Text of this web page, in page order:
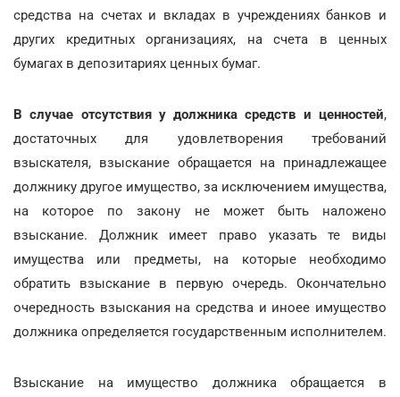
средства на счетах и вкладах в учреждениях банков и
других кредитных организациях, на счета в ценных
бумагах в депозитариях ценных бумаг.
В случае отсутствия у должника средств и ценностей,
достаточных для удовлетворения требований
взыскателя, взыскание обращается на принадлежащее
должнику другое имущество, за исключением имущества,
на которое по закону не может быть наложено
взыскание. Должник имеет право указать те виды
имущества или предметы, на которые необходимо
обратить взыскание в первую очередь. Окончательно
очередность взыскания на средства и иноее имущество
должника определяется государственным исполнителем.
Взыскание на имущество должника обращается в